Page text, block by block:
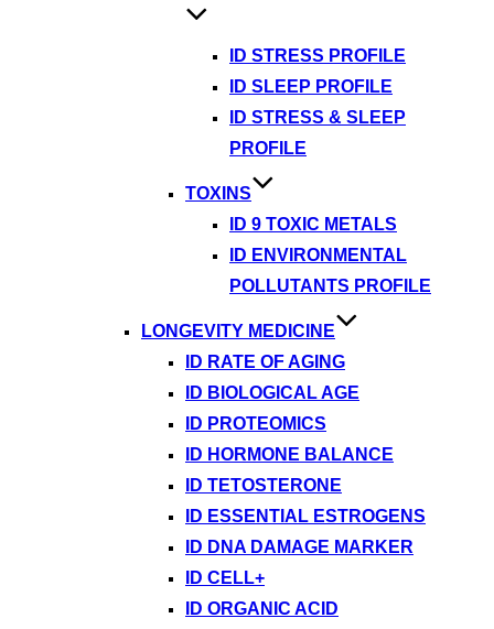
ID STRESS PROFILE
ID SLEEP PROFILE
ID STRESS & SLEEP
PROFILE
TOXINS
ID 9 TOXIC METALS
ID ENVIRONMENTAL
POLLUTANTS PROFILE
LONGEVITY MEDICINE
ID RATE OF AGING
ID BIOLOGICAL AGE
ID PROTEOMICS
ID HORMONE BALANCE
ID TETOSTERONE
ID ESSENTIAL ESTROGENS
ID DNA DAMAGE MARKER
ID CELL+
ID ORGANIC ACID